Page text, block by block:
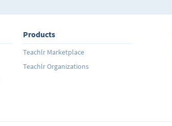
Products
Teachlr Marketplace
Teachlr Organizations